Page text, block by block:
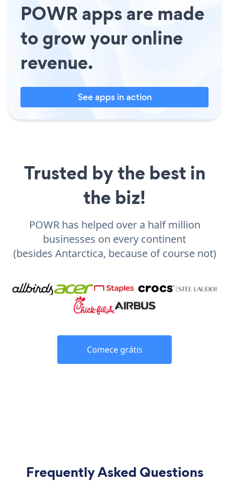
POWR apps are made
to grow your online
revenue.
See apps in action
Trusted by the best in
the biz!
POWR has helped over a half million
businesses on every continent
(besides Antarctica, because of course not)
Comece grátis
Frequently Asked Questions